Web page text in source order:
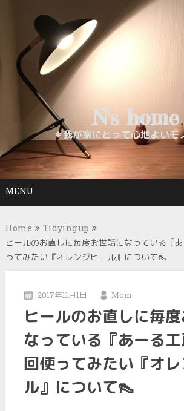
N's home
＊我が家にとって心地よいモ
MENU
Home
Tidying up
ヒールのお直しに毎度お世話になっている『
ってみたい『オレンジヒール』について👠
2017年11月1日 Mom
ヒールのお直しに毎
なっている『あーる
回使ってみたい『オ
ル』について👠